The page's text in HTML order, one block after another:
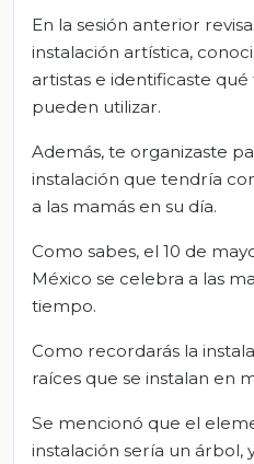
En la sesión anterior
instalación artística,
artistas e identificaste
pueden utilizar.
Además, te organizaste
instalación que tendría
a las mamás en su día.
Como sabes, el 10 de
México se celebra a las
tiempo.
Como recordarás la
raíces que se instalan en
Se mencionó que el
instalación sería un árbol,